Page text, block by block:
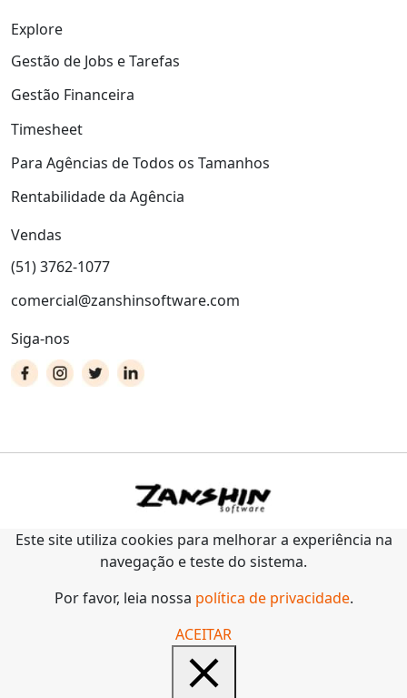
Explore
Gestão de Jobs e Tarefas
Gestão Financeira
Timesheet
Para Agências de Todos os Tamanhos
Rentabilidade da Agência
Vendas
(51) 3762-1077
comercial@zanshinsoftware.com
Siga-nos
Este site utiliza cookies para melhorar a experiência na
navegação e teste do sistema.
Por favor, leia nossa política de privacidade.
ACEITAR